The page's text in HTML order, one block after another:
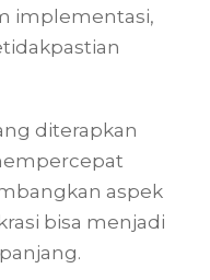
implementasi,
diterapkan
aspek
bisa menjadi